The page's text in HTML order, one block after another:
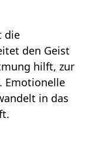
die
den Geist
hilft, zur
Emotionelle
in das